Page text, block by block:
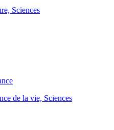
Sciences
de la vie, Sciences